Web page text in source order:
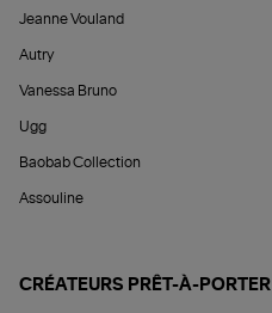
Jeanne Vouland
Autry
Vanessa Bruno
Ugg
Baobab Collection
Assouline
CRÉATEURS PRÊT-À-PORTER